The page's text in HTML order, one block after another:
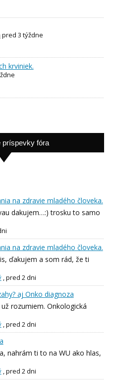
pred 3 týždne
krviniek.
príspevky fóra
na zdravie mladého človeka.
dakujem…:) trosku to samo
na zdravie mladého človeka.
ďakujem a som rád, že ti
,pred 2 dni
aj Onko diagnoza
rozumiem. Onkologická
,pred 2 dni
nahrám ti to na WU ako hlas,
,pred 2 dni